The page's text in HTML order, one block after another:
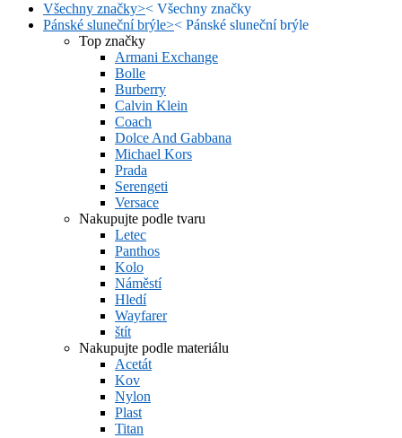
Všechny značky>< Všechny značky
Pánské sluneční brýle>< Pánské sluneční brýle
Top značky
Armani Exchange
Bolle
Burberry
Calvin Klein
Coach
Dolce And Gabbana
Michael Kors
Prada
Serengeti
Versace
Nakupujte podle tvaru
Letec
Panthos
Kolo
Náměstí
Hledí
Wayfarer
štít
Nakupujte podle materiálu
Acetát
Kov
Nylon
Plast
Titan